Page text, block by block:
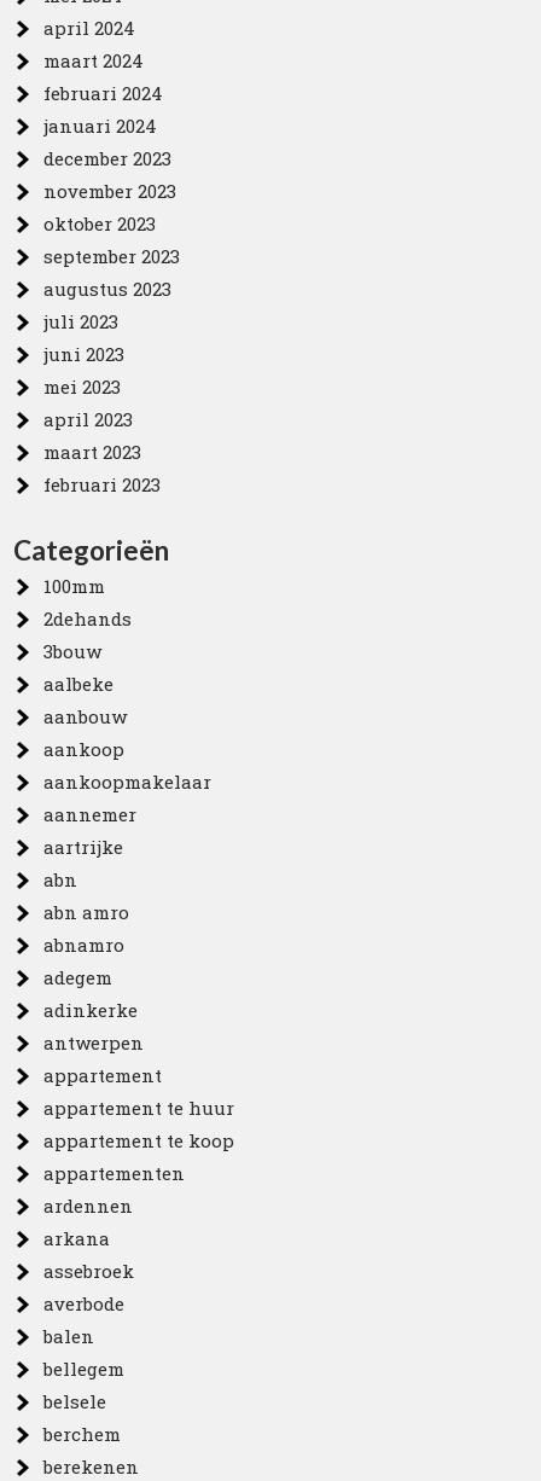
april 2024
maart 2024
februari 2024
januari 2024
december 2023
november 2023
oktober 2023
september 2023
augustus 2023
juli 2023
juni 2023
mei 2023
april 2023
maart 2023
februari 2023
Categorieën
100mm
2dehands
3bouw
aalbeke
aanbouw
aankoop
aankoopmakelaar
aannemer
aartrijke
abn
abn amro
abnamro
adegem
adinkerke
antwerpen
appartement
appartement te huur
appartement te koop
appartementen
ardennen
arkana
assebroek
averbode
balen
bellegem
belsele
berchem
berekenen